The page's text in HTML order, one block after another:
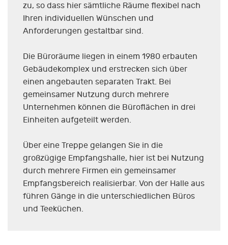
zu, so dass hier sämtliche Räume flexibel nach
Ihren individuellen Wünschen und
Anforderungen gestaltbar sind.
Die Büroräume liegen in einem 1980 erbauten
Gebäudekomplex und erstrecken sich über
einen angebauten separaten Trakt. Bei
gemeinsamer Nutzung durch mehrere
Unternehmen können die Büroflächen in drei
Einheiten aufgeteilt werden.
Über eine Treppe gelangen Sie in die
großzügige Empfangshalle, hier ist bei Nutzung
durch mehrere Firmen ein gemeinsamer
Empfangsbereich realisierbar. Von der Halle aus
führen Gänge in die unterschiedlichen Büros
und Teeküchen.